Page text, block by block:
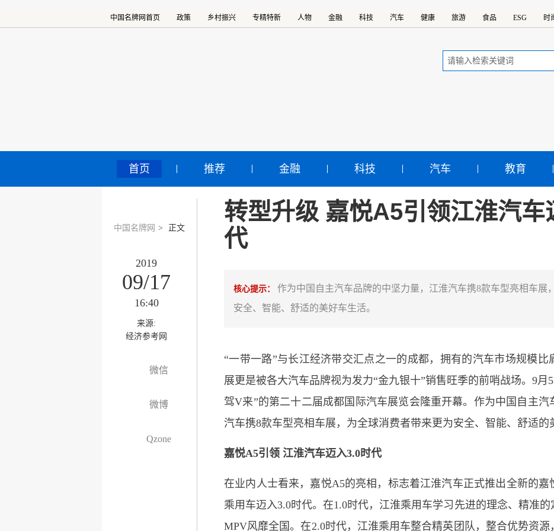
中国名牌网首页 政策 乡村振兴 专精特新 人物 金融 科技 汽车 健康 旅游 食品 ESG 时
首页 推荐 金融 科技 汽车 教育
中国名牌网 > 正文
2019
09/17
16:40
来源:
经济参考网
微信
微博
Qzone
转型升级 嘉悦A5引领江淮汽车
代
核心提示： 作为中国自主汽车品牌的中坚力量，江淮汽车携8款车型亮相车展
安全、智能、舒适的美好车生活。
“一带一路”与长江经济带交汇点之一的成都，拥有的汽车市场规模比
展更是被各大汽车品牌视为发力“金九银十”销售旺季的前哨战场。9月
驾V来”的第二十二届成都国际汽车展览会隆重开幕。作为中国自主
汽车携8款车型亮相车展，为全球消费者带来更为安全、智能、舒适的
嘉悦A5引领 江淮汽车迈入3.0时代
在业内人士看来，嘉悦A5的亮相，标志着江淮汽车正式推出全新的
乘用车迈入3.0时代。在1.0时代，江淮乘用车学习先进的理念、精准
MPV风靡全国。在2.0时代，江淮乘用车整合精英团队，整合优势资